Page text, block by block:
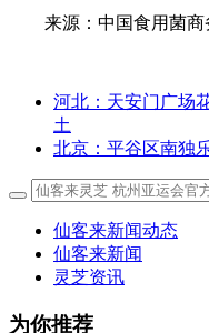
来源：中国食用菌商
河北：天安门广场
土
北京：平谷区南独
仙客来新闻动态
仙客来新闻
灵芝资讯
为你推荐